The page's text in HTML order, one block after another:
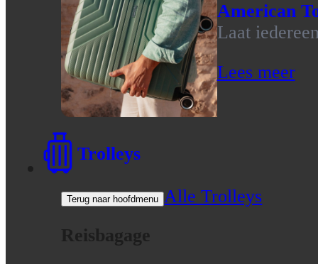
American
Laat
Lees meer
Trolleys
Terug naar hoofdmenu Alle Trolleys
Reisbagage